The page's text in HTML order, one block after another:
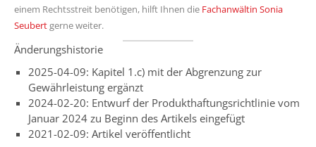
einem Rechtsstreit benötigen, hilft Ihnen die Fachanwältin Sonia
Seubertgerne weiter.
Änderungshistorie
2025-04-09: Kapitel 1.c) mit der Abgrenzung zur
Gewährleistung ergänzt
2024-02-20: Entwurf der Produkthaftungsrichtlinie vom
Januar 2024 zu Beginn des Artikels eingefügt
2021-02-09: Artikel veröffentlicht